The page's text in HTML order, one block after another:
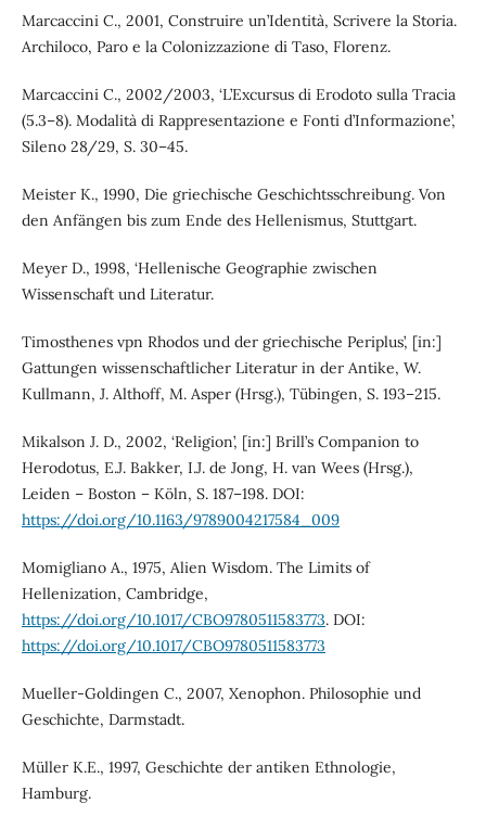
Marcaccini C., 2001, Construire un’Identità, Scrivere la Storia.
Archiloco, Paro e la Colonizzazione di Taso, Florenz.
Marcaccini C., 2002/2003, ‘L’Excursus di Erodoto sulla Tracia
(5.3–8). Modalità di Rappresentazione e Fonti d’Informazione’,
Sileno 28/29, S. 30–45.
Meister K., 1990, Die griechische Geschichtsschreibung. Von
den Anfängen bis zum Ende des Hellenismus, Stuttgart.
Meyer D., 1998, ‘Hellenische Geographie zwischen
Wissenschaft und Literatur.
Timosthenes vpn Rhodos und der griechische Periplus’, [in:]
Gattungen wissenschaftlicher Literatur in der Antike, W.
Kullmann, J. Althoff, M. Asper (Hrsg.), Tübingen, S. 193–215.
Mikalson J. D., 2002, ‘Religion’, [in:] Brill’s Companion to
Herodotus, E.J. Bakker, I.J. de Jong, H. van Wees (Hrsg.),
Leiden – Boston – Köln, S. 187–198. DOI:
https://doi.org/10.1163/9789004217584_009
Momigliano A., 1975, Alien Wisdom. The Limits of
Hellenization, Cambridge,
https://doi.org/10.1017/CBO9780511583773. DOI:
https://doi.org/10.1017/CBO9780511583773
Mueller-Goldingen C., 2007, Xenophon. Philosophie und
Geschichte, Darmstadt.
Müller K.E., 1997, Geschichte der antiken Ethnologie,
Hamburg.